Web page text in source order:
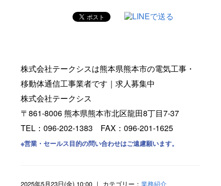
株式会社テークシスは熊本県熊本市の電気工事・
移動体通信工事業者です｜求人募集中
株式会社テークシス
〒861-8006 熊本県熊本市北区龍田8丁目7-37
TEL：096-202-1383 FAX：096-201-1625
※営業・セールス目的の問い合わせはご遠慮願います。
2025年5月23日(金) 10:00 ｜ カテゴリー：業務紹介